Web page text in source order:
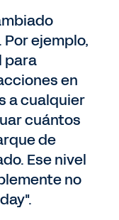
ejemplo,
para
en
a cualquier
cuántos
de
Ese nivel
no